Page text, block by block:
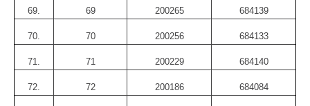
69. 69 200265 684139
70. 70 200256 684133
71. 71 200229 684140
72. 72 200186 684084